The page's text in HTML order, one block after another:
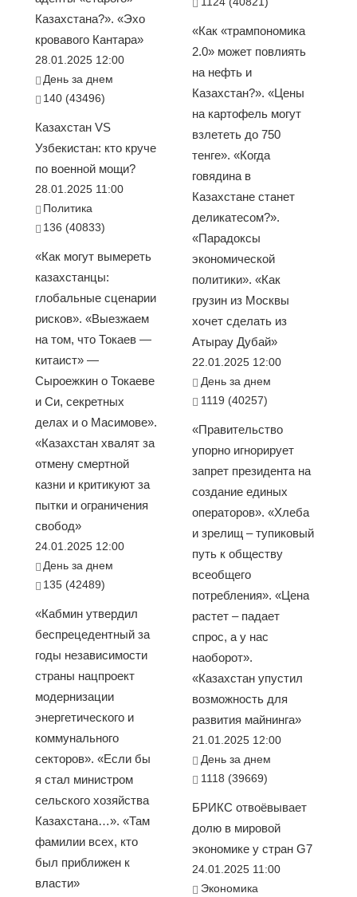
Казахстана?». «Эхо
кровавого Кантара»
28.01.2025 12:00
День за днем
140 (43496)
Казахстан VS
Узбекистан: кто круче
по военной мощи?
28.01.2025 11:00
Политика
136 (40833)
«Как могут вымереть
казахстанцы:
глобальные сценарии
рисков». «Выезжаем
на том, что Токаев —
китаист» —
Сыроежкин о Токаеве
и Си, секретных
делах и о Масимове».
«Казахстан хвалят за
отмену смертной
казни и критикуют за
пытки и ограничения
свобод»
24.01.2025 12:00
День за днем
135 (42489)
«Кабмин утвердил
беспрецедентный за
годы независимости
страны нацпроект
модернизации
энергетического и
коммунального
секторов». «Если бы
я стал министром
сельского хозяйства
Казахстана…». «Там
фамилии всех, кто
был приближен к
власти»
«Как «трампономика
2.0» может повлиять
на нефть и
Казахстан?». «Цены
на картофель могут
взлететь до 750
тенге». «Когда
говядина в
Казахстане станет
деликатесом?».
«Парадоксы
экономической
политики». «Как
грузин из Москвы
хочет сделать из
Атырау Дубай»
22.01.2025 12:00
День за днем
1119 (40257)
«Правительство
упорно игнорирует
запрет президента на
создание единых
операторов». «Хлеба
и зрелищ – тупиковый
путь к обществу
всеобщего
потребления». «Цена
растет – падает
спрос, а у нас
наоборот».
«Казахстан упустил
возможность для
развития майнинга»
21.01.2025 12:00
День за днем
1118 (39669)
БРИКС отвоёвывает
долю в мировой
экономике у стран G7
24.01.2025 11:00
Экономика